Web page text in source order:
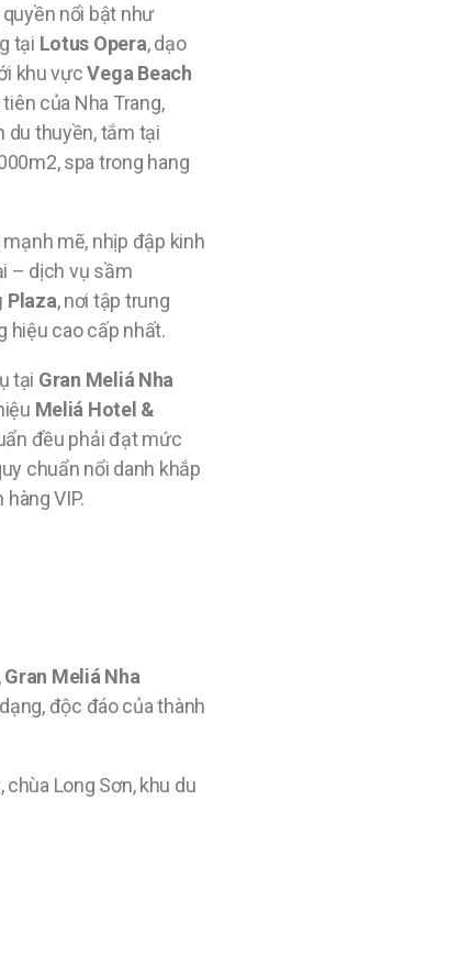
nổi bật như
tại Lotus Opera, dạo
khu vựcVega Beach
của Nha Trang,
du thuyền, tắm tại
spa trong hang
mẽ, nhịp đập kinh
– dịch vụ sầm
Plaza, nơi tập trung
hiệu cao cấp nhất.
tại Gran Meliá Nha
Meliá Hotel &
đều phải đạt mức
chuẩn nổi danh khắp
VIP.
,Gran Meliá Nha
độc đáo của thành
Long Sơn, khu du